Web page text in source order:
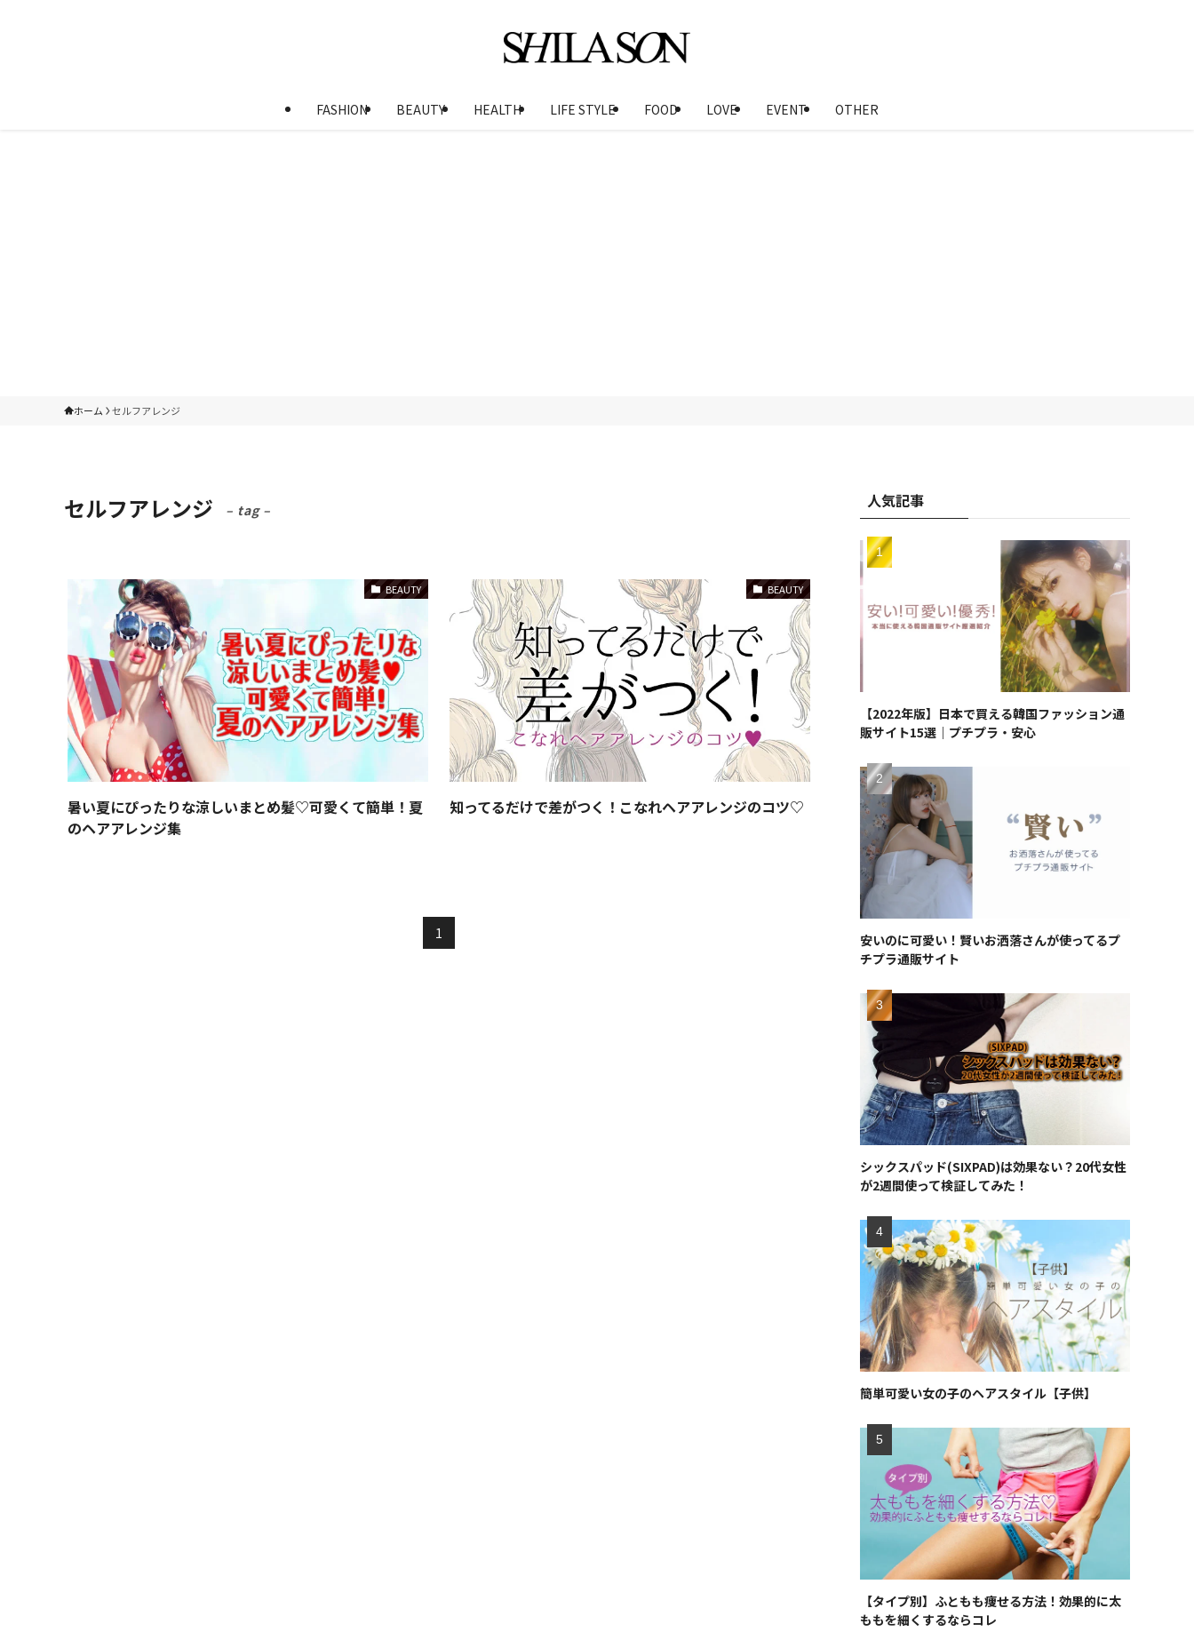
FASHION BEAUTY HEALTH LIFE STYLE FOOD LOVE EVENT OTHER
ホーム セルフアレンジ
セルフアレンジ – tag –
BEAUTY
暑い夏にぴったりな涼しいまとめ髪♡可愛くて簡単！夏
のヘアアレンジ集
BEAUTY
知ってるだけで差がつく！こなれヘアアレンジのコツ♡
1
人気記事
【2022年版】日本で買える韓国ファッション通
販サイト15選｜プチプラ・安心
安いのに可愛い！賢いお洒落さんが使ってるプ
チプラ通販サイト
シックスパッド(SIXPAD)は効果ない？20代女性
が2週間使って検証してみた！
簡単可愛い女の子のヘアスタイル【子供】
【タイプ別】ふともも痩せる方法！効果的に太
ももを細くするならコレ